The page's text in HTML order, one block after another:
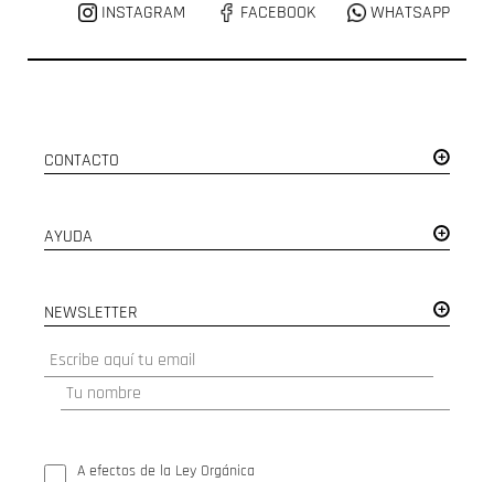
INSTAGRAM
FACEBOOK WHATSAPP
CONTACTO
AYUDA
NEWSLETTER
A efectos de la Ley Orgánica